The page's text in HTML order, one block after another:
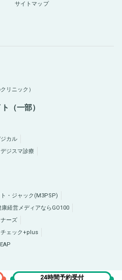
24時間予約受付
サイトマップ
リニック）
（一部）
カル
ジスマ診療
・ジャック(M3PSP)
康経営メディアならGO100
ーズ
チェック+plus
肥満症総合サイトならひまんラボ